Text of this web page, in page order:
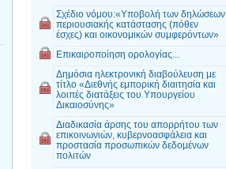
Σχέδιο νόμου:«Υποβολή των δηλώσεων
περιουσιακής κατάστασης (πόθεν
έσχες) και οικονομικών συμφερόντων»
Επικαιροποίηση ορολογίας...
Δημόσια ηλεκτρονική διαβούλευση με
τίτλο «Διεθνής εμπορική διαιτησία και
λοιπές διατάξεις του Υπουργείου
Δικαιοσύνης»
Διαδικασία άρσης του απορρήτου των
επικοινωνιών, κυβερνοασφάλεια και
προστασία προσωπικών δεδομένων
πολιτών